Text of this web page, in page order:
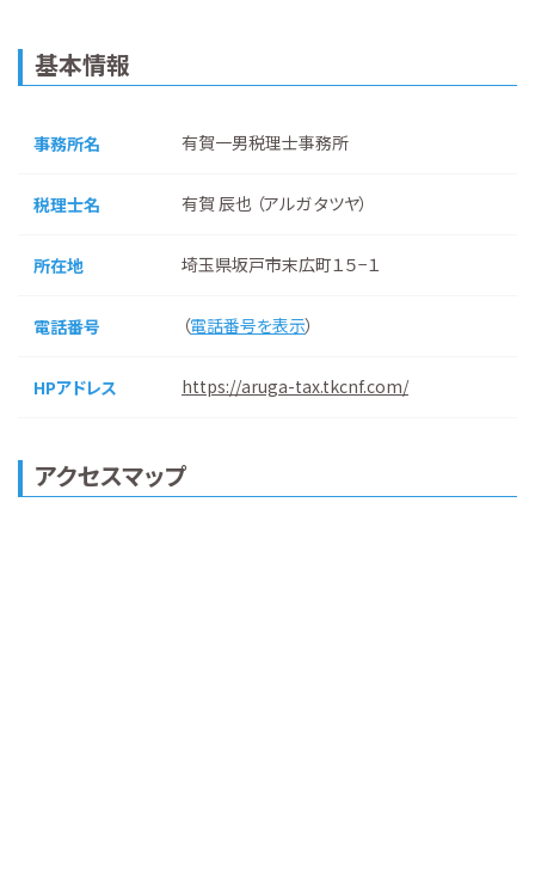
基本情報
事務所名 有賀一男税理士事務所
税理士名 有賀 辰也 （アルガ タツヤ）
所在地 埼玉県坂戸市末広町１５−１
電話番号 （電話番号を表示）
HPアドレス https://aruga-tax.tkcnf.com/
アクセスマップ